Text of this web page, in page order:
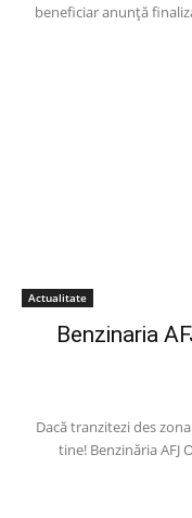
beneficiar anunță
Actualitate
Benzinaria
Dacă tranzitezi des
tine! Benzinăria AFJ